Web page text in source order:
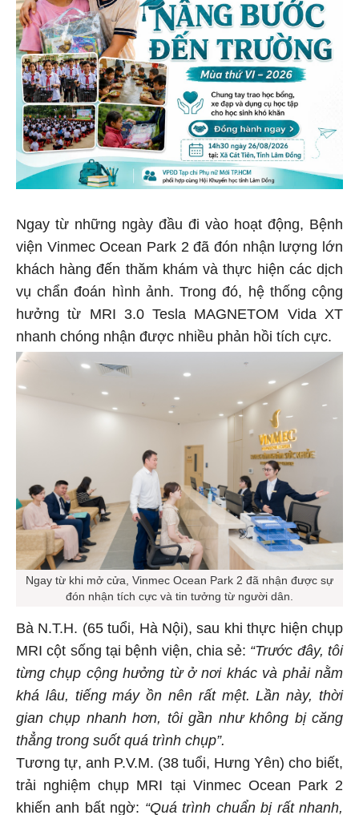
Ngay từ những ngày đầu đi vào hoạt động, Bệnh
viện Vinmec Ocean Park 2 đã đón nhận lượng lớn
khách hàng đến thăm khám và thực hiện các dịch
vụ chẩn đoán hình ảnh. Trong đó, hệ thống cộng
hưởng từ MRI 3.0 Tesla MAGNETOM Vida XT
nhanh chóng nhận được nhiều phản hồi tích cực.
Ngay từ khi mở cửa, Vinmec Ocean Park 2 đã nhận được sự
đón nhận tích cực và tin tưởng từ người dân.
Bà N.T.H. (65 tuổi, Hà Nội), sau khi thực hiện chụp
MRI cột sống tại bệnh viện, chia sẻ: “Trước đây, tôi
từng chụp cộng hưởng từ ở nơi khác và phải nằm
khá lâu, tiếng máy ồn nên rất mệt. Lần này, thời
gian chụp nhanh hơn, tôi gần như không bị căng
thẳng trong suốt quá trình chụp”.
Tương tự, anh P.V.M. (38 tuổi, Hưng Yên) cho biết,
trải nghiệm chụp MRI tại Vinmec Ocean Park 2
khiến anh bất ngờ: “Quá trình chuẩn bị rất nhanh,